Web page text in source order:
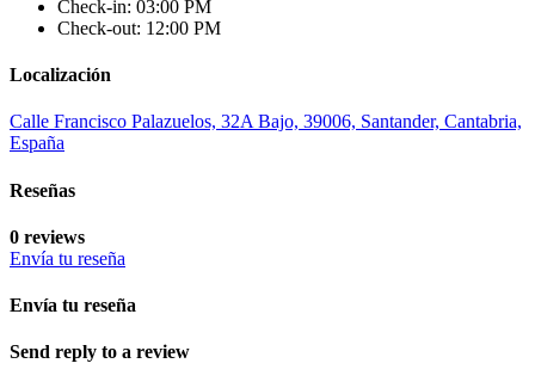
Check-in: 03:00 PM
Check-out: 12:00 PM
Localización
Calle Francisco Palazuelos, 32A Bajo, 39006, Santander, Cantabria,
España
Reseñas
0 reviews
Envía tu reseña
Envía tu reseña
Send reply to a review